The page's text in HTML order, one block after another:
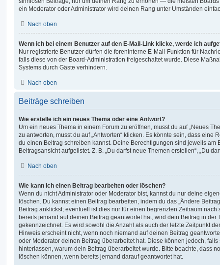
ein Moderator oder Administrator wird deinen Rang unter Umständen
Nach oben
Wenn ich bei einem Benutzer auf den E-Mail-Link klicke, werde ich
Nur registrierte Benutzer dürfen die foreninterne E-Mail-Funktion für
falls diese von der Board-Administration freigeschaltet wurde. Diese
Systems durch Gäste verhindern.
Nach oben
Beiträge schreiben
Wie erstelle ich ein neues Thema oder eine Antwort?
Um ein neues Thema in einem Forum zu eröffnen, musst du auf „Neues
zu antworten, musst du auf „Antworten“ klicken. Es könnte sein, dass eine
du einen Beitrag schreiben kannst. Deine Berechtigungen sind jeweils am
Beitragsansicht aufgelistet. Z. B. „Du darfst neue Themen erstellen“, „Du
Nach oben
Wie kann ich einen Beitrag bearbeiten oder löschen?
Wenn du nicht Administrator oder Moderator bist, kannst du nur deine
löschen. Du kannst einen Beitrag bearbeiten, indem du das „Ändere
Beitrag anklickst; eventuell ist dies nur für einen begrenzten Zeitraum
bereits jemand auf deinen Beitrag geantwortet hat, wird dein Beitrag in der
gekennzeichnet. Es wird sowohl die Anzahl als auch der letzte Zeitpunkt
Hinweis erscheint nicht, wenn noch niemand auf deinen Beitrag
oder Moderator deinen Beitrag überarbeitet hat. Diese können jedoch,
hinterlassen, warum dein Beitrag überarbeitet wurde. Bitte beachte, dass
löschen können, wenn bereits jemand darauf geantwortet hat.